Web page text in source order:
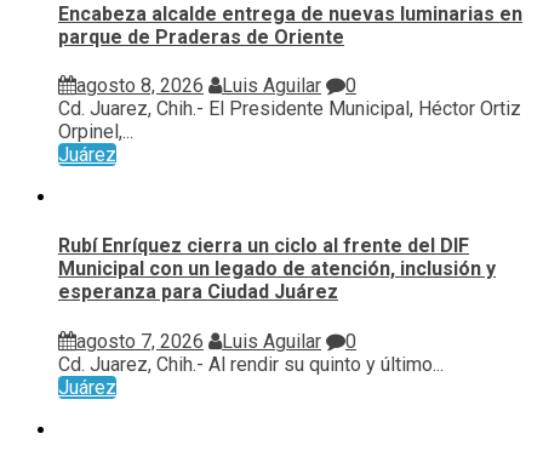
Encabeza alcalde entrega de nuevas luminarias en
parque de Praderas de Oriente
agosto 8, 2026 Luis Aguilar
0
Cd. Juarez, Chih.- El Presidente Municipal, Héctor Ortiz
Orpinel,...
Juárez
Rubí Enríquez cierra un ciclo al frente del DIF
Municipal con un legado de atención, inclusión y
esperanza para Ciudad Juárez
agosto 7, 2026 Luis Aguilar
0
Cd. Juarez, Chih.- Al rendir su quinto y último...
Juárez